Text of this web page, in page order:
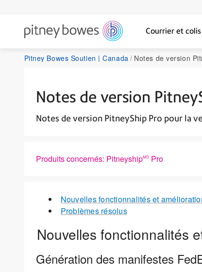
Courrier et colis
Pitney Bowes Soutien | Canada Notes de version
Notes de version
Notes de version PitneyShip Pro pour la
Produits concernés: PitneyshipMDPro
Nouvelles fonctionnalités et
Problèmes résolus
Nouvelles fonctionnalités
Génération des manifestes